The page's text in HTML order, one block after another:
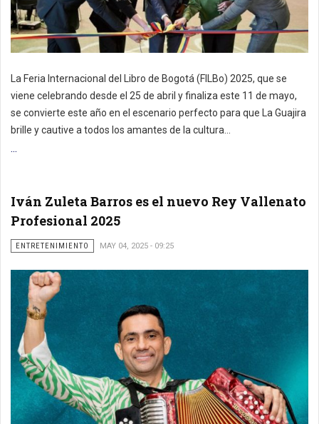
La Feria Internacional del Libro de Bogotá (FILBo) 2025, que se
viene celebrando desde el 25 de abril y finaliza este 11 de mayo,
se convierte este año en el escenario perfecto para que La Guajira
brille y cautive a todos los amantes de la cultura...
...
Iván Zuleta Barros es el nuevo Rey Vallenato
Profesional 2025
ENTRETENIMIENTO MAY 04, 2025 - 09:25